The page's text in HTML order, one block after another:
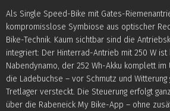
Als Single Speed-Bike mit Gates-
kompromisslose Symbiose aus optischer
Bike-Technik. Kaum sichtbar sind die
integriert: Der Hinterrad-Antrieb mit 250 W
Nabendynamo, der 252 Wh-Akku komplett
die Ladebuchse – vor Schmutz und
Tretlager versteckt. Die Steuerung erfolgt
über die Rabeneick My Bike-App – ohne